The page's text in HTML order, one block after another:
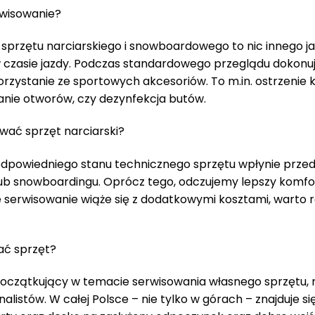
narciarskiego i snowboardowego to nic innego
jazdy. Podczas standardowego przeglądu
ze sportowych akcesoriów. To m.in. ostrzenie
otworów, czy dezynfekcja butów.
sprzęt narciarski?
stanu technicznego sprzętu wpłynie
snowboardingu. Oprócz tego, odczujemy lepszy
serwisowanie wiąże się z dodatkowymi kosztami,
sprzęt?
w temacie serwisowania własnego
W całej Polsce – nie tylko w górach – znajduje